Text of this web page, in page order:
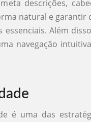
descrições,
natural e garantir
essenciais. Além
navegação
é uma das